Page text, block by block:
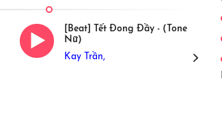
[Beat] Tết Đong Đầy - (Tone
Nữ)
Kay Trần,